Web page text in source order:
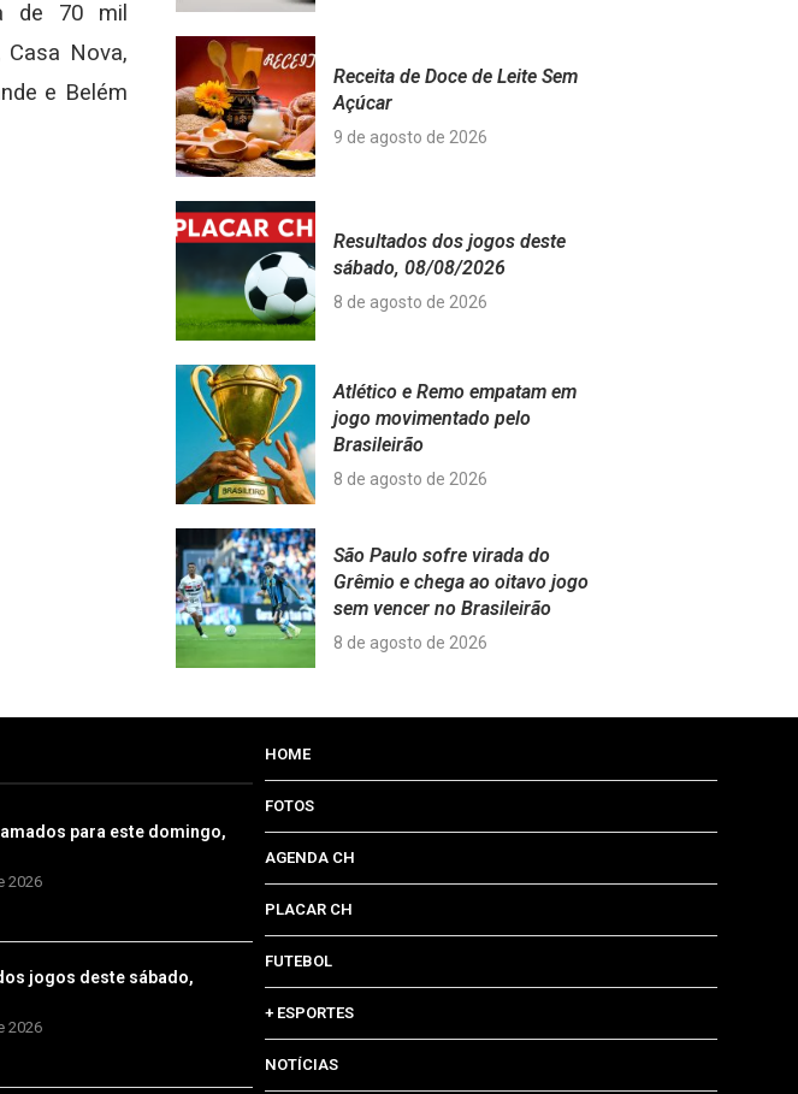
de 70 mil
Casa Nova,
e Belém
Receita de Doce de Leite Sem
Açúcar
9 de agosto de 2026
Resultados dos jogos deste
sábado, 08/08/2026
8 de agosto de 2026
Atlético e Remo empatam em
jogo movimentado pelo
Brasileirão
8 de agosto de 2026
São Paulo sofre virada do
Grêmio e chega ao oitavo jogo
sem vencer no Brasileirão
8 de agosto de 2026
para este domingo,
2026
jogos deste sábado,
2026
HOME
FOTOS
AGENDA CH
PLACAR CH
FUTEBOL
+ ESPORTES
NOTÍCIAS